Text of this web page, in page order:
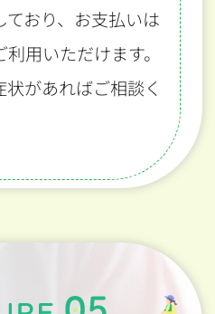
おり、お支払いは
用いただけます。
があればご相談く